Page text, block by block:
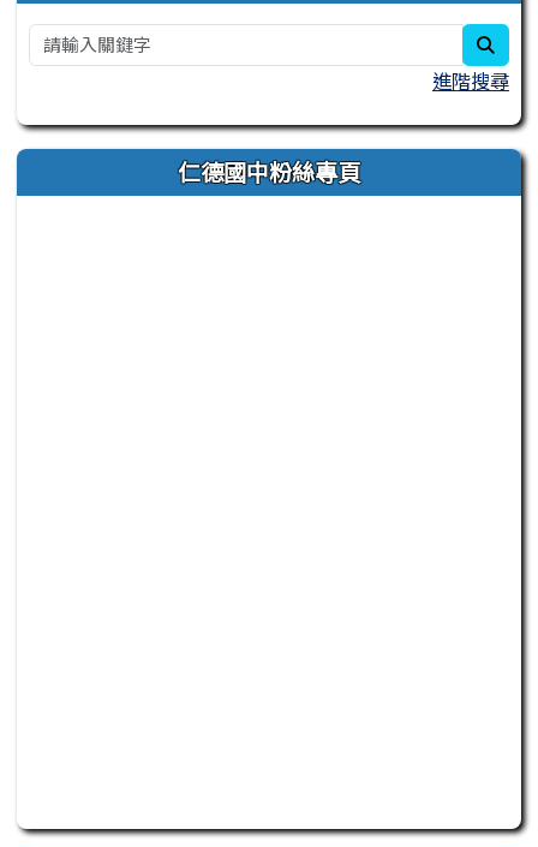
進階搜尋
仁德國中粉絲專頁
此為臺南市立仁德國中官方 Facebook 粉絲專頁嵌入區塊